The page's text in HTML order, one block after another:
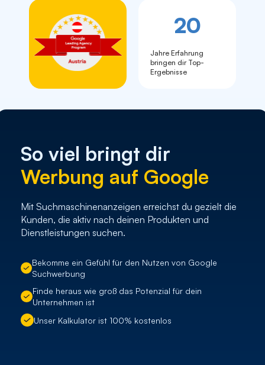
20
Jahre Erfahrung
bringen dir Top-
Ergebnisse
So viel bringt dir
Werbung auf Google
Mit Suchmaschinenanzeigen erreichst du gezielt die
Kunden, die aktiv nach deinen Produkten und
Dienstleistungen suchen.
Bekomme ein Gefühl für den Nutzen von Google
Suchwerbung
Finde heraus wie groß das Potenzial für dein
Unternehmen ist
Unser Kalkulator ist 100% kostenlos